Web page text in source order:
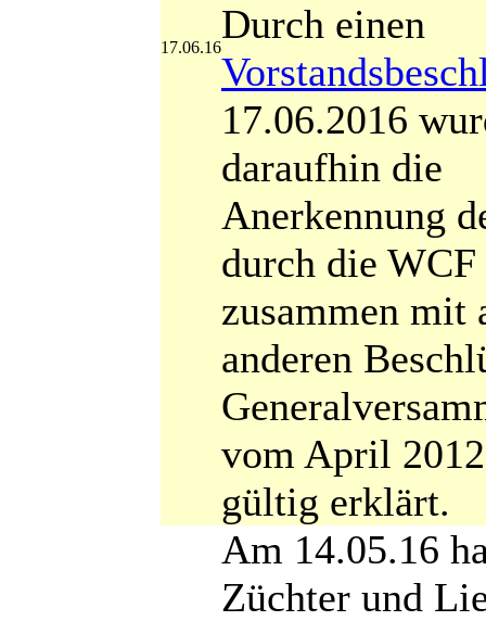
17.06.16
Durch einen
17.06.2016
daraufhin die
Anerkennung
durch die WCF
zusammen mit
anderen
vom April
gültig erklärt.
Am 14.05.16
Züchter und